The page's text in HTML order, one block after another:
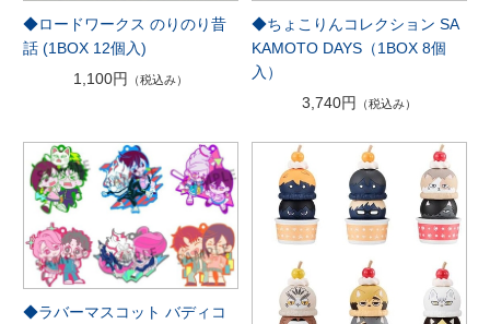
◆ロードワークス のりのり昔
話 (1BOX 12個入)
1,100円
（税込み）
◆ちょこりんコレクション SA
KAMOTO DAYS（1BOX 8個
入）
3,740円
（税込み）
◆ラバーマスコット バディコ